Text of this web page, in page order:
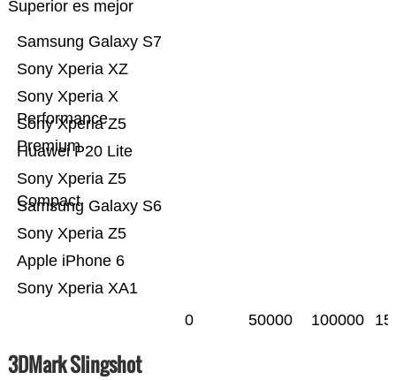
Superior es mejor
Sony Xperia XA1
Apple iPhone 6
Sony Xperia Z5
Samsung Galaxy S6
Sony Xperia Z5
Compact
Huawei P20 Lite
Sony Xperia Z5
Premium
Sony Xperia X
Performance
Sony Xperia XZ
Samsung Galaxy S7
0 50000 100000
3DMark Slingshot